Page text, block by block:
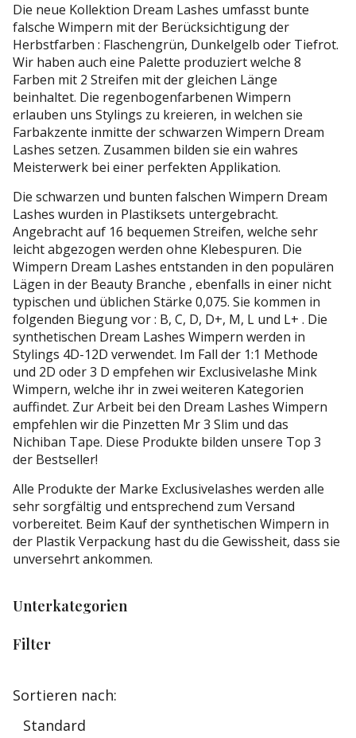
Die neue Kollektion Dream Lashes umfasst bunte
falsche Wimpern mit der Berücksichtigung der
Herbstfarben : Flaschengrün, Dunkelgelb oder Tiefrot.
Wir haben auch eine Palette produziert welche 8
Farben mit 2 Streifen mit der gleichen Länge
beinhaltet. Die regenbogenfarbenen Wimpern
erlauben uns Stylings zu kreieren, in welchen sie
Farbakzente inmitte der schwarzen Wimpern Dream
Lashes setzen. Zusammen bilden sie ein wahres
Meisterwerk bei einer perfekten Applikation.
Die schwarzen und bunten falschen Wimpern Dream
Lashes wurden in Plastiksets untergebracht.
Angebracht auf 16 bequemen Streifen, welche sehr
leicht abgezogen werden ohne Klebespuren. Die
Wimpern Dream Lashes entstanden in den populären
Lägen in der Beauty Branche , ebenfalls in einer nicht
typischen und üblichen Stärke 0,075. Sie kommen in
folgenden Biegung vor : B, C, D, D+, M, L und L+ . Die
synthetischen Dream Lashes Wimpern werden in
Stylings 4D-12D verwendet. Im Fall der 1:1 Methode
und 2D oder 3 D empfehen wir Exclusivelashe Mink
Wimpern, welche ihr in zwei weiteren Kategorien
auffindet. Zur Arbeit bei den Dream Lashes Wimpern
empfehlen wir die Pinzetten Mr 3 Slim und das
Nichiban Tape. Diese Produkte bilden unsere Top 3
der Bestseller!
Alle Produkte der Marke Exclusivelashes werden alle
sehr sorgfältig und entsprechend zum Versand
vorbereitet. Beim Kauf der synthetischen Wimpern in
der Plastik Verpackung hast du die Gewissheit, dass sie
unversehrt ankommen.
Unterkategorien
Filter
Produktliste
Sortieren nach:
Standard